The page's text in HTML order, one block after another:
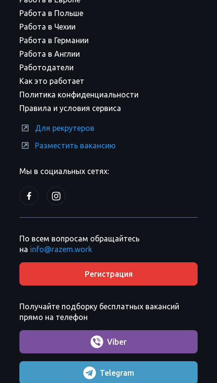
Мы в социальных сетях:
Работа в Польше
Работа в Чехии
Работа в Германии
Работа в Англии
Работодатели
Как это работает
Политика конфиденциальности
Правила и условия сервиса
Для рекрутеров
Разместить вакансию
По всем вопросам обращайтесь
на info@razem.work
Регистрация
Получайте подборку бесплатных вакансий
прямо на телефон
Viber
Telegram